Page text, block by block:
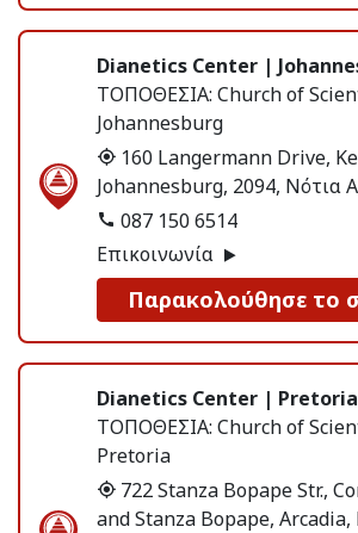
Dianetics Center |
ΤΟΠΟΘΕΣΙΑ: Church of
Johannesburg
160 Langermann Drive,
Johannesburg, 2094, Νότια
087 150 6514
Επικοινωνία
Παρακολούθησε το
Dianetics Center | Pretoria
ΤΟΠΟΘΕΣΙΑ: Church of
Pretoria
722 Stanza Bopape Str.,
and Stanza Bopape,